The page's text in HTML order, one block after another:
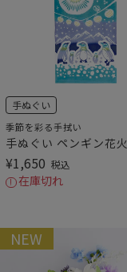
手ぬぐい
季節を彩る手拭い
手ぬぐい ペンギン花火
¥1,650 税込
在庫切れ
NEW